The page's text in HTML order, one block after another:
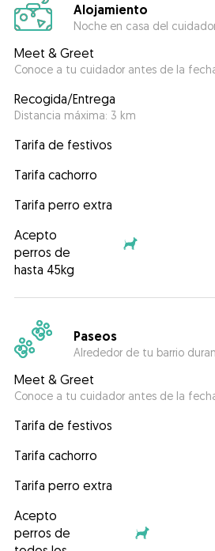
Alojamiento
Noche en casa del
Meet & Greet
Conoce a tu cuidador antes de la
Recogida/Entrega
Distancia máxima: 3 km
Tarifa de festivos
Tarifa cachorro
Tarifa perro extra
Acepto
perros de
hasta 45kg
Paseos
Alrededor de tu barrio
Meet & Greet
Conoce a tu cuidador antes de la
Tarifa de festivos
Tarifa cachorro
Tarifa perro extra
Acepto
perros de